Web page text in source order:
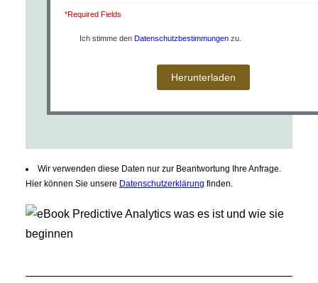
*Required Fields
Ich stimme den Datenschutzbestimmungen zu.
Wir verwenden diese Daten nur zur Beantwortung Ihre Anfrage.
Hier können Sie unsere Datenschutzerklärung finden.